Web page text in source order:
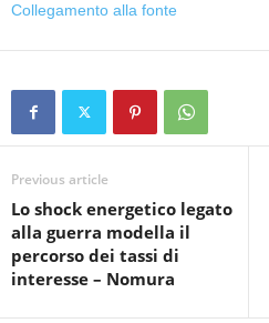
Collegamento alla fonte
Previous article
Lo shock energetico legato
alla guerra modella il
percorso dei tassi di
interesse – Nomura